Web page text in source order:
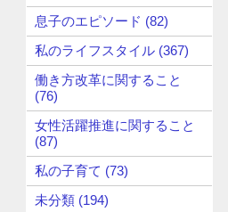
息子のエピソード (82)
私のライフスタイル (367)
働き方改革に関すること
(76)
女性活躍推進に関すること
(87)
私の子育て (73)
未分類 (194)